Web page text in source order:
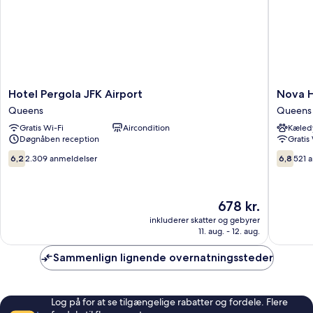
Hotel
Pergola
JFK
Airport
Queens
Hotel Pergola JFK Airport
Queens
Gratis Wi-Fi
Aircondition
Døgnåben reception
6.2
ud
6,2 2.309 anmeldelser
Prisen
678 kr.
678 kr.
inkluderer skatter og gebyrer
11. aug. - 12. aug.
Nova
Hotel
JFK
Queens
Nova
Queens
Gratis
6.8
ud
6,8 521
Sammenlign lignende overnatningssteder
Log på for at se tilgængelige rabatter og fordele. Flere